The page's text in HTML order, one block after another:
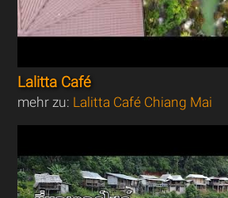
Lalitta Café
mehr zu: Lalitta Café Chiang Mai